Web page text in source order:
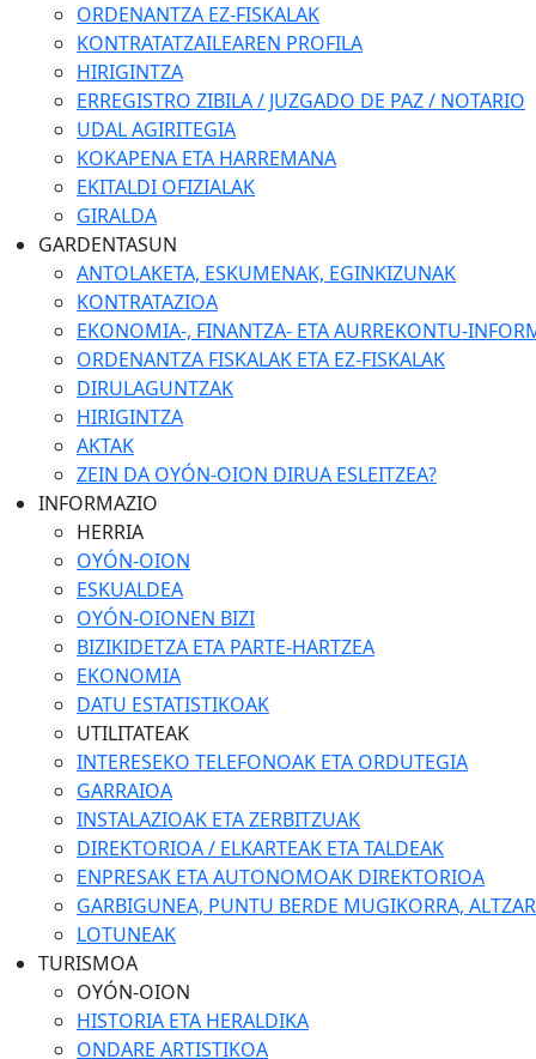
ORDENANTZA EZ-FISKALAK
KONTRATATZAILEAREN PROFILA
HIRIGINTZA
ERREGISTRO ZIBILA / JUZGADO DE PAZ / NOTARIO
UDAL AGIRITEGIA
KOKAPENA ETA HARREMANA
EKITALDI OFIZIALAK
GIRALDA
GARDENTASUN
ANTOLAKETA, ESKUMENAK, EGINKIZUNAK
KONTRATAZIOA
EKONOMIA-, FINANTZA- ETA AURREKONTU-
ORDENANTZA FISKALAK ETA EZ-FISKALAK
DIRULAGUNTZAK
HIRIGINTZA
AKTAK
ZEIN DA OYÓN-OION DIRUA ESLEITZEA?
INFORMAZIO
HERRIA
OYÓN-OION
ESKUALDEA
OYÓN-OIONEN BIZI
BIZIKIDETZA ETA PARTE-HARTZEA
EKONOMIA
DATU ESTATISTIKOAK
UTILITATEAK
INTERESEKO TELEFONOAK ETA ORDUTEGIA
GARRAIOA
INSTALAZIOAK ETA ZERBITZUAK
DIREKTORIOA / ELKARTEAK ETA TALDEAK
ENPRESAK ETA AUTONOMOAK DIREKTORIOA
GARBIGUNEA, PUNTU BERDE MUGIKORRA,
LOTUNEAK
TURISMOA
OYÓN-OION
HISTORIA ETA HERALDIKA
ONDARE ARTISTIKOA